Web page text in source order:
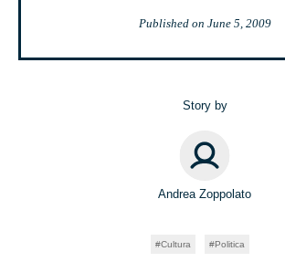
Published on June 5, 2009
Story by
Andrea Zoppolato
Cultura Politica